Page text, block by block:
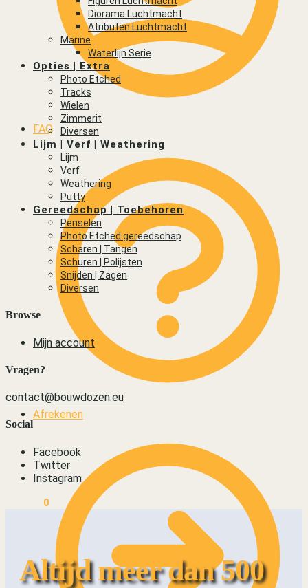
FAQ
Afrekenen
Diorama Luchtmacht
Atributen Luchtmacht
Marine
Waterlijn Serie
Opties | Extra
Photo Etched
Tracks
Wielen
Zimmerit
Diversen
Lijm | Verf | Weathering
Lijm
Verf
Weathering
Putty
Gereedschap | Toebehoren
Penselen
Photo Etched gereedschap
Scharen | Tangen
Schuren | Polijsten
Snijden | Zagen
Diversen
Browse
Mijn account
Vragen?
contact@bouwdozen.eu
Social
Facebook
Twitter
Instagram
0
Altijd meer dan 500